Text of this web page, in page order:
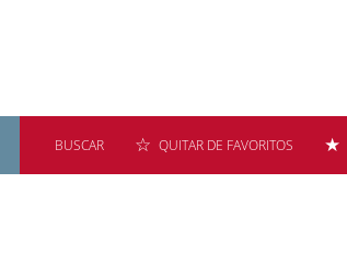
BUSCAR QUITAR DE FAVORITOS